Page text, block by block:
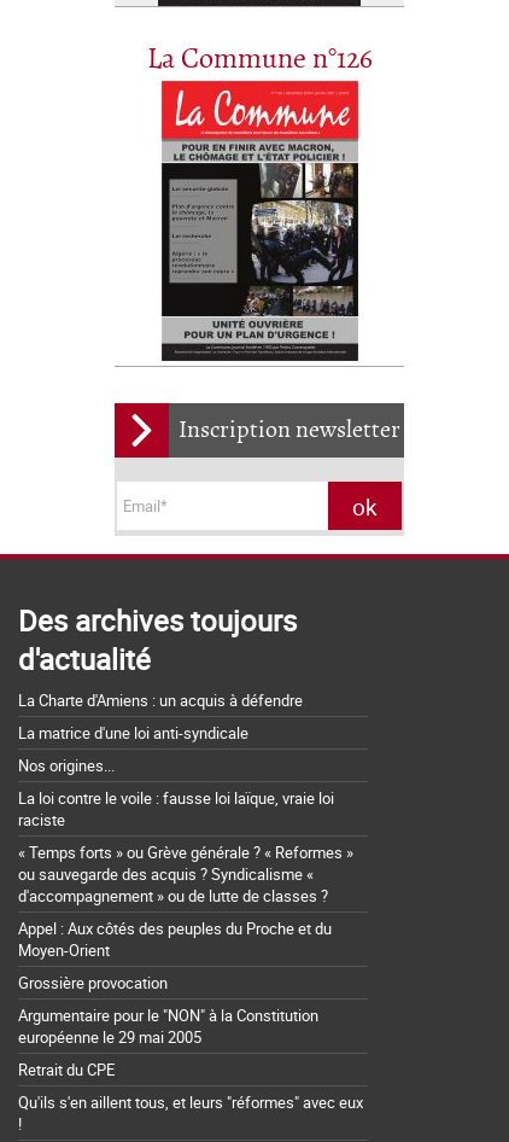
La Commune n°126
Inscription newsletter
Des archives toujours
d'actualité
La Charte d'Amiens : un acquis à défendre
La matrice d'une loi anti-syndicale
Nos origines...
La loi contre le voile : fausse loi laïque, vraie loi
raciste
« Temps forts » ou Grève générale ? « Reformes »
ou sauvegarde des acquis ? Syndicalisme «
d'accompagnement » ou de lutte de classes ?
Appel : Aux côtés des peuples du Proche et du
Moyen-Orient
Grossière provocation
Argumentaire pour le "NON" à la Constitution
européenne le 29 mai 2005
Retrait du CPE
Qu'ils s'en aillent tous, et leurs "réformes" avec eux
!